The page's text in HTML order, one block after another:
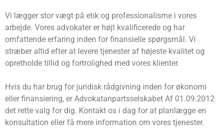
Vi lægger stor vægt på etik og professionalisme i vores
arbejde. Vores advokater er højt kvalificerede og har
omfattende erfaring inden for finansielle spørgsmål. Vi
stræber altid efter at levere tjenester af højeste kvalitet og
opretholde tillid og fortrolighed med vores klienter.
Hvis du har brug for juridisk rådgivning inden for økonomi
eller finansiering, er Advokatanpartsselskabet Af 01.09.2012
det rette valg for dig. Kontakt os i dag for at planlægge en
konsultation eller få mere information om vores tjenester.